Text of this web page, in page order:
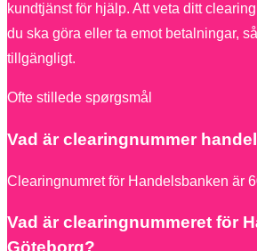
kundtjänst för hjälp. Att veta ditt
du ska göra eller ta emot betalningar,
tillgängligt.
Ofte stillede spørgsmål
Vad är clearingnummer
Clearingnumret för Handelsbanken är
Vad är clearingnummeret för
Göteborg?